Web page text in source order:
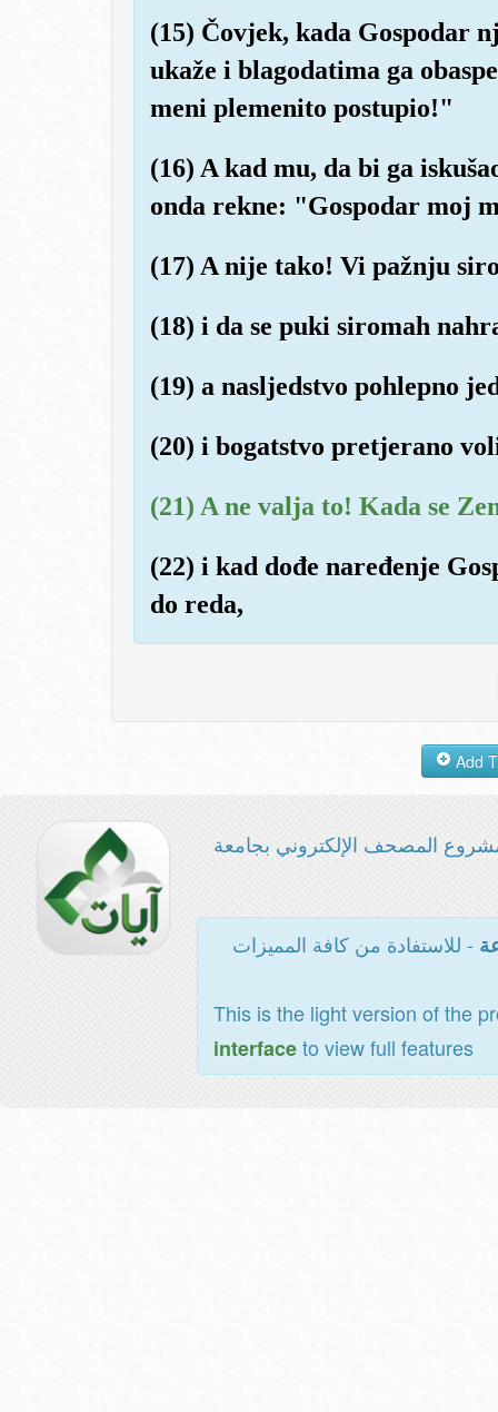
(15) Čovjek, kada Gospodar
ukaže i blagodatima ga
meni plemenito postupio!"
(16) A kad mu, da bi ga
onda rekne: "Gospodar moj
(17) A nije tako! Vi pažnju
(18) i da se puki siromah
(19) a nasljedstvo pohlepno
(20) i bogatstvo pretjerano
(21) A ne valja to! Kada se
(22) i kad dođe naređenje
do reda,
المصحف الإلكتروني بجامعة
- للاستفادة من كافة المميزات
This is the light version of the
interfaceto view full features